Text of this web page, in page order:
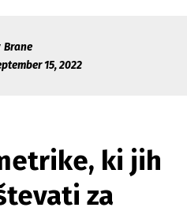
Brane
15, 2022
ki jih
za